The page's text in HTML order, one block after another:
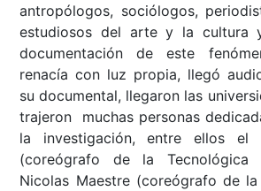
antropólogos, sociólogos,
estudiosos del arte y la cultura
documentación de este
renacía con luz propia, llegó
su documental, llegaron las
trajeron muchas personas
la investigación, entre ellos el
(coreógrafo de la Tecnológica
Nicolas Maestre (coreógrafo de la